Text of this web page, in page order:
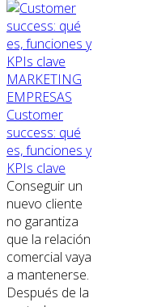
MARKETING
EMPRESAS
Customer
success: qué
es, funciones y
KPIs clave
Conseguir un
nuevo cliente
no garantiza
que la relación
comercial vaya
a mantenerse.
Después de la